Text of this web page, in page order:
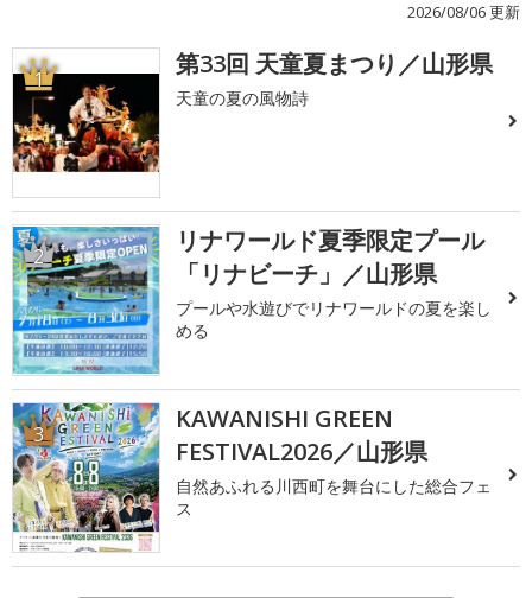
2026/08/06 更新
1 第33回 天童夏まつり／山形県
天童の夏の風物詩
2
リナワールド夏季限定プール
「リナビーチ」／山形県
プールや水遊びでリナワールドの夏を楽し
める
3
KAWANISHI GREEN
FESTIVAL2026／山形県
自然あふれる川西町を舞台にした総合フェ
ス